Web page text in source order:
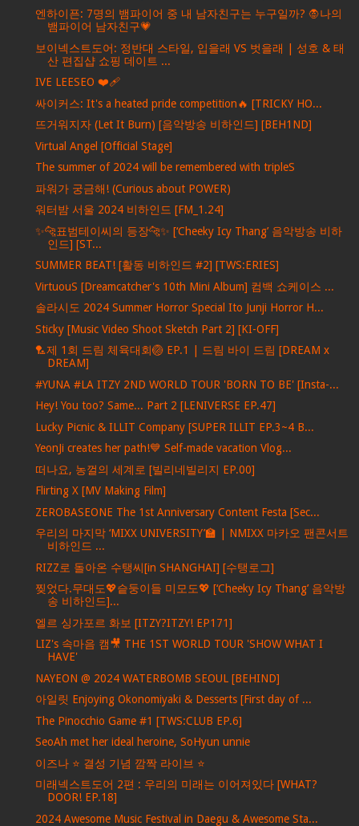
엔하이픈: 7명의 뱀파이어 중 내 남자친구는 누구일까? 🧛나의
뱀파이어 남자친구💗
보이넥스트도어: 정반대 스타일, 입을래 VS 벗을래 | 성호 & 태
산 편집샵 쇼핑 데이트 ...
IVE LEESEO ❤‍🩹
싸이커스: It's a heated pride competition🔥 [TRICKY HO...
뜨거워지자 (Let It Burn) [음악방송 비하인드] [BEH1ND]
Virtual Angel [Official Stage]
The summer of 2024 will be remembered with tripleS
파워가 궁금해! (Curious about POWER)
워터밤 서울 2024 비하인드 [FM_1.24]
✨🐆표범테이씨의 등장🐆✨ [‘Cheeky Icy Thang’ 음악방송 비하
인드] [ST...
SUMMER BEAT! [활동 비하인드 #2] [TWS:ERIES]
VirtuouS [Dreamcatcher's 10th Mini Album] 컴백 쇼케이스 ...
솔라시도 2024 Summer Horror Special Ito Junji Horror H...
Sticky [Music Video Shoot Sketch Part 2] [KI-OFF]
🏸제 1회 드림 체육대회🏐 EP.1 | 드림 바이 드림 [DREAM x
DREAM]
#YUNA #LA ITZY 2ND WORLD TOUR 'BORN TO BE' [Insta-...
Hey! You too? Same... Part 2 [LENIVERSE EP.47]
Lucky Picnic & ILLIT Company [SUPER ILLIT EP.3~4 B...
YeonJi creates her path!💙 Self-made vacation Vlog...
떠나요, 농껄의 세계로 [빌리네빌리지 EP.00]
Flirting X [MV Making Film]
ZEROBASEONE The 1st Anniversary Content Festa [Sec...
우리의 마지막 ‘MIXX UNIVERSITY’🏫 | NMIXX 마카오 팬콘서트
비하인드 ...
RIZZ로 돌아온 수탱씨[in SHANGHAI] [수탱로그]
찢었다.무대도💖슽둥이들 미모도💖 [‘Cheeky Icy Thang’ 음악방
송 비하인드]...
엘르 싱가포르 화보 [ITZY?ITZY! EP171]
LIZ's 속마음 캠🎥 THE 1ST WORLD TOUR 'SHOW WHAT I
HAVE'
NAYEON @ 2024 WATERBOMB SEOUL [BEHIND]
아일릿 Enjoying Okonomiyaki & Desserts [First day of ...
The Pinocchio Game #1 [TWS:CLUB EP.6]
SeoAh met her ideal heroine, SoHyun unnie
이즈나 ⭐ 결성 기념 깜짝 라이브 ⭐
미래넥스트도어 2편 : 우리의 미래는 이어져있다 [WHAT?
DOOR! EP.18]
2024 Awesome Music Festival in Daegu & Awesome Sta...